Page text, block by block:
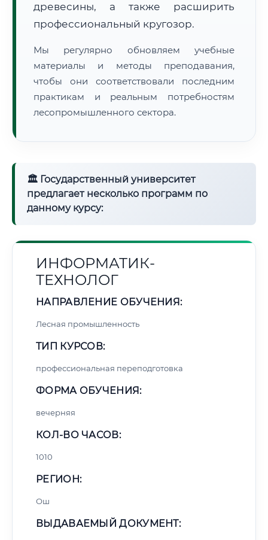
Расчет логистики оригиналов:
• Маршрут транзита:
• Экспресс-доставка СДЭК / Почтой:3–4 рабочих дня
📜 Документы и аккредитация
🔍Нажмите на документ для увеличения и просмотра
древесины, а также расширить
профессиональный кругозор.
Мы регулярно обновляем учебные
материалы и методы преподавания,
чтобы они соответствовали последним
практикам и реальным потребностям
лесопромышленного сектора.
🏛 Государственный университет
предлагает несколько программ по
данному курсу:
ИНФОРМАТИК-
ТЕХНОЛОГ
НАПРАВЛЕНИЕ ОБУЧЕНИЯ:
Лесная промышленность
ТИП КУРСОВ:
профессиональная переподготовка
ФОРМА ОБУЧЕНИЯ:
вечерняя
КОЛ-ВО ЧАСОВ:
1010
РЕГИОН:
Ош
ВЫДАВАЕМЫЙ ДОКУМЕНТ: